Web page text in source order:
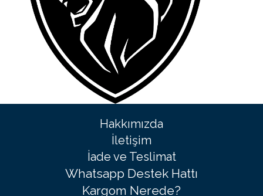
Hakkımızda
İletişim
İade ve Teslimat
Whatsapp Destek Hattı
Kargom Nerede?